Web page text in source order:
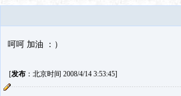
呵呵 加油 ：）
[发布：北京时间 2008/4/14 3:53:45]